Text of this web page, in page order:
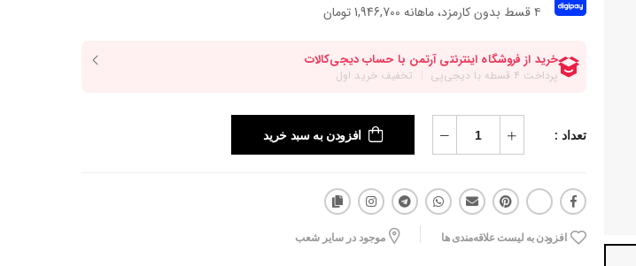
۴ قسط بدون کارمزد، ماهانه 1,946,700 تومان
تعداد : افزودن به سبد خرید
افزودن به لیست علاقه‌مندی ها موجود در سایر شعب